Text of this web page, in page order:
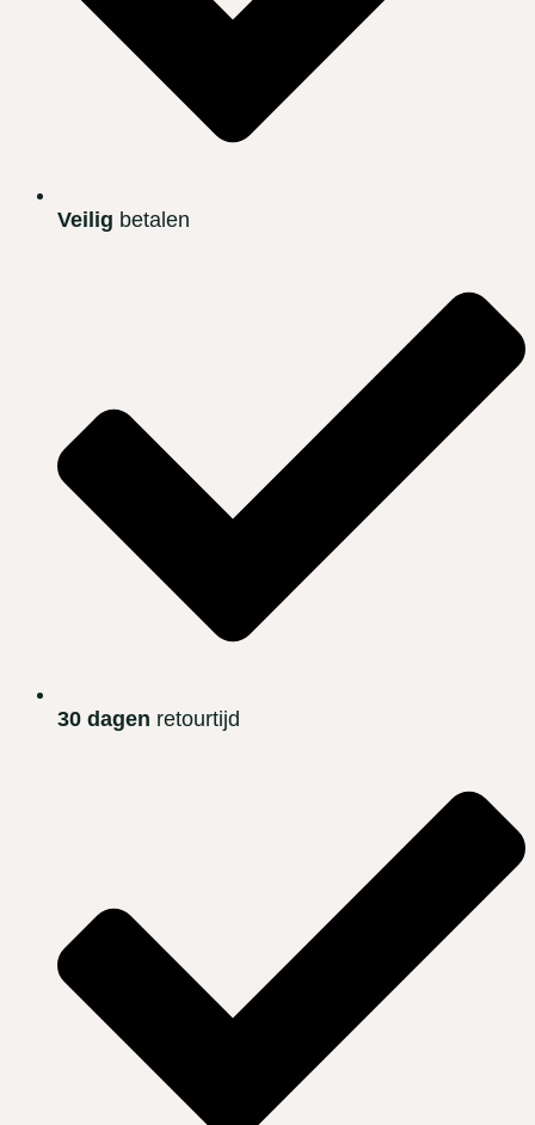
Veilig betalen
30 dagen retourtijd